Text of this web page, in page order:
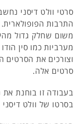
סרטי וולט דיסני
התרבות
משום שחלק גדול
מערביות כמו סין
וצורכים את הסרטים
סרטים אלה.
בעבודה זו בוחנת את
בסרטו של וולט דיסני